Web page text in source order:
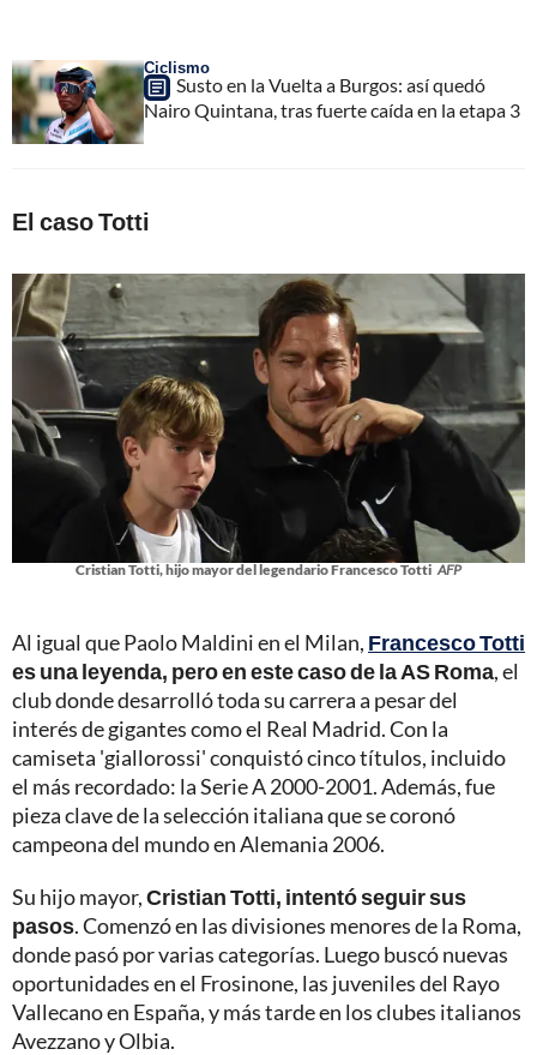
Ciclismo
Susto en la Vuelta a Burgos: así quedó
Nairo Quintana, tras fuerte caída en la etapa 3
El caso Totti
Cristian Totti, hijo mayor del legendario Francesco Totti AFP
Al igual que Paolo Maldini en el Milan, Francesco Totti
es una leyenda, pero en este caso de la AS Roma, el
club donde desarrolló toda su carrera a pesar del
interés de gigantes como el Real Madrid. Con la
camiseta 'giallorossi' conquistó cinco títulos, incluido
el más recordado: la Serie A 2000-2001. Además, fue
pieza clave de la selección italiana que se coronó
campeona del mundo en Alemania 2006.
Su hijo mayor,Cristian Totti, intentó seguir sus
pasos. Comenzó en las divisiones menores de la Roma,
donde pasó por varias categorías. Luego buscó nuevas
oportunidades en el Frosinone, las juveniles del Rayo
Vallecano en España, y más tarde en los clubes italianos
Avezzano y Olbia.